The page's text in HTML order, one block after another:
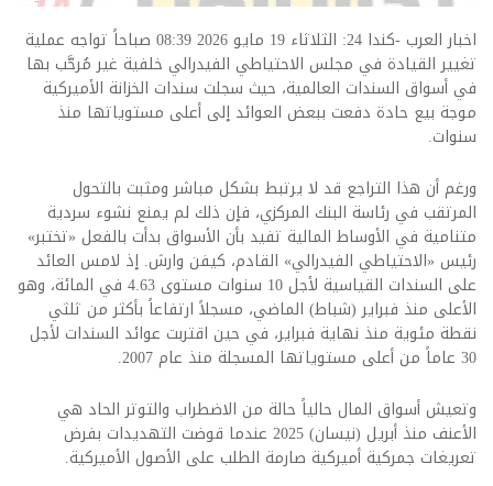
اخبار العرب -كندا 24: الثلاثاء 19 مايو 2026 08:39 صباحاً تواجه عملية
تغيير القيادة في مجلس الاحتياطي الفيدرالي خلفية غير مُرحَّب بها
في أسواق السندات العالمية، حيث سجلت سندات الخزانة الأميركية
موجة بيع حادة دفعت ببعض العوائد إلى أعلى مستوياتها منذ
سنوات.
ورغم أن هذا التراجع قد لا يرتبط بشكل مباشر ومثبت بالتحول
المرتقب في رئاسة البنك المركزي، فإن ذلك لم يمنع نشوء سردية
متنامية في الأوساط المالية تفيد بأن الأسواق بدأت بالفعل «تختبر»
رئيس «الاحتياطي الفيدرالي» القادم، كيفن وارش. إذ لامس العائد
على السندات القياسية لأجل 10 سنوات مستوى 4.63 في المائة، وهو
الأعلى منذ فبراير (شباط) الماضي، مسجلاً ارتفاعاً بأكثر من ثلثي
نقطة مئوية منذ نهاية فبراير، في حين اقتربت عوائد السندات لأجل
30 عاماً من أعلى مستوياتها المسجلة منذ عام 2007.
وتعيش أسواق المال حالياً حالة من الاضطراب والتوتر الحاد هي
الأعنف منذ أبريل (نيسان) 2025 عندما قوضت التهديدات بفرض
تعريغات جمركية أميركية صارمة الطلب على الأصول الأميركية.